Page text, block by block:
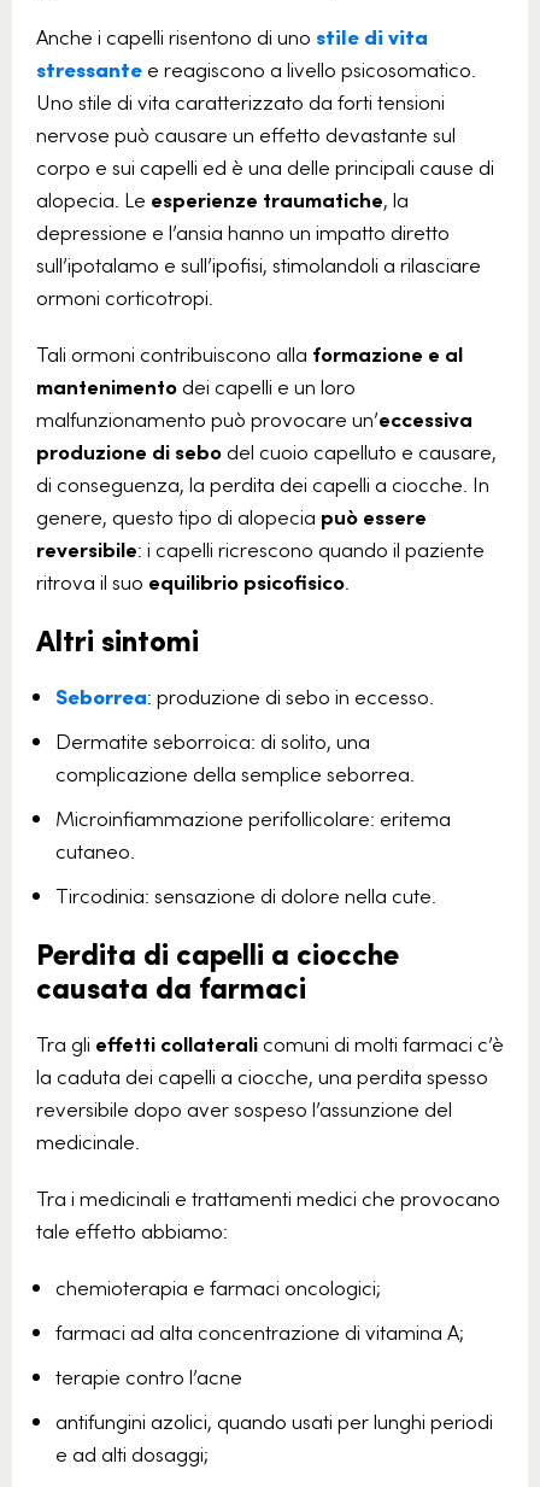
Anche i capelli risentono di uno stile di vita
stressante e reagiscono a livello psicosomatico.
Uno stile di vita caratterizzato da forti tensioni
nervose può causare un effetto devastante sul
corpo e sui capelli ed è una delle principali cause di
alopecia. Le esperienze traumatiche, la
depressione e l’ansia hanno un impatto diretto
sull’ipotalamo e sull’ipofisi, stimolandoli a rilasciare
ormoni corticotropi.
Tali ormoni contribuiscono alla formazione e al
mantenimentodei capelli e un loro
malfunzionamento può provocare un’eccessiva
produzione di sebodel cuoio capelluto e causare,
di conseguenza, la perdita dei capelli a ciocche. In
genere, questo tipo di alopecia può essere
reversibile: i capelli ricrescono quando il paziente
ritrova il suo equilibrio psicofisico.
Altri sintomi
Seborrea: produzione di sebo in eccesso.
Dermatite seborroica: di solito, una
complicazione della semplice seborrea.
Microinfiammazione perifollicolare: eritema
cutaneo.
Tircodinia: sensazione di dolore nella cute.
Perdita di capelli a ciocche
causata da farmaci
Tra gli effetti collateralicomuni di molti farmaci c’è
la caduta dei capelli a ciocche, una perdita spesso
reversibile dopo aver sospeso l’assunzione del
medicinale.
Tra i medicinali e trattamenti medici che provocano
tale effetto abbiamo:
chemioterapia e farmaci oncologici;
farmaci ad alta concentrazione di vitamina A;
terapie contro l’acne
antifungini azolici, quando usati per lunghi periodi
e ad alti dosaggi;